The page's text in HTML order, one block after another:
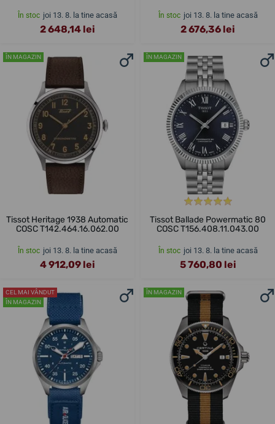
În stoc joi 13. 8. la tine acasă
2 648,14 lei
În stoc joi 13. 8. la tine acasă
2 676,36 lei
ÎN MAGAZIN
Tissot Heritage 1938 Automatic
COSC T142.464.16.062.00
În stoc joi 13. 8. la tine acasă
4 912,09 lei
ÎN MAGAZIN
Tissot Ballade Powermatic 80
COSC T156.408.11.043.00
În stoc joi 13. 8. la tine acasă
5 760,80 lei
CEL MAI VÂNDUT
ÎN MAGAZIN
ÎN MAGAZIN